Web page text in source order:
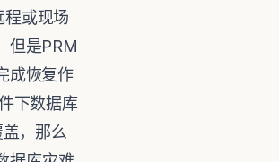
或现场
但是PRM
成恢复作
下数据库
，那么